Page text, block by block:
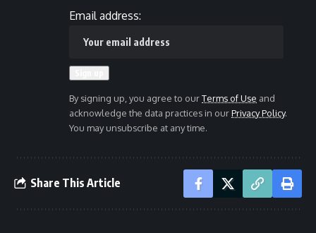
Email address:
By signing up, you agree to ourTerms of Use and
acknowledge the data practices in ourPrivacy Policy.
You may unsubscribe at any time.
Share This Article